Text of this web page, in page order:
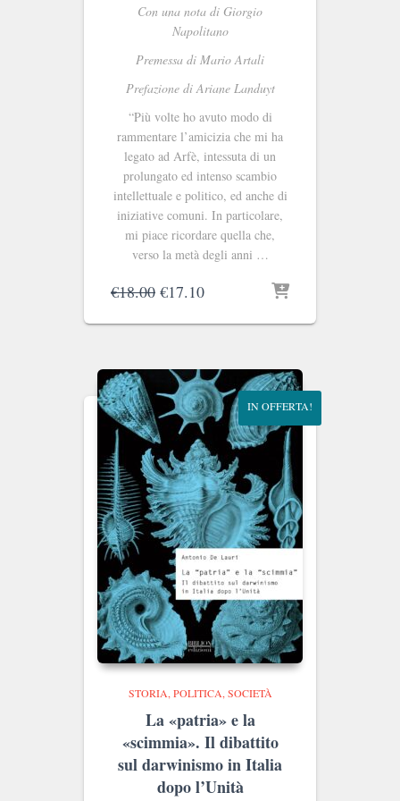
Con una nota di Giorgio
Napolitano
Premessa di Mario Artali
Prefazione di Ariane Landuyt
“Più volte ho avuto modo di
rammentare l’amicizia che mi ha
legato ad Arfè, intessuta di un
prolungato ed intenso scambio
intellettuale e politico, ed anche di
iniziative comuni. In particolare,
mi piace ricordare quella che,
verso la metà degli anni …
€18.00 Il
originale
€18.00.
€17.10Il
attuale
€17.10.
IN OFFERTA!
STORIA, POLITICA, SOCIETÀ
La «patria» e la
«scimmia». Il dibattito
sul darwinismo in Italia
dopo l’Unità